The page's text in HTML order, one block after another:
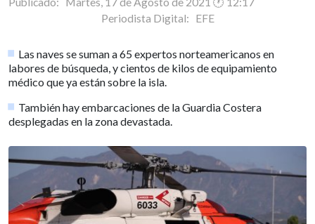
Periodista Digital: EFE
Las naves se suman a 65 expertos norteamericanos en
labores de búsqueda, y cientos de kilos de equipamiento
médico que ya están sobre la isla.
También hay embarcaciones de la Guardia Costera
desplegadas en la zona devastada.